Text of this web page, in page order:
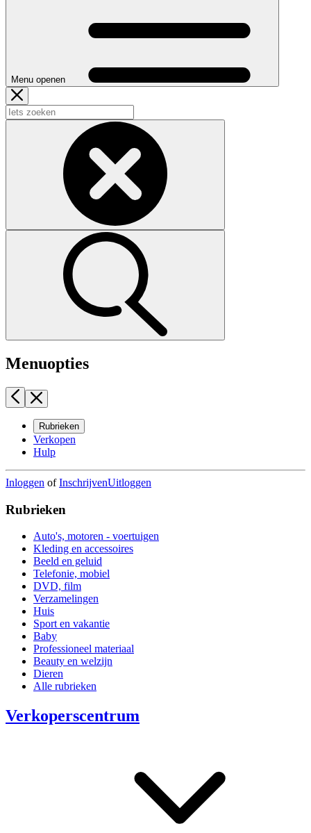
Menu openen
Menuopties
Rubrieken
Verkopen
Hulp
Inloggen ofInschrijvenUitloggen
Rubrieken
Auto's, motoren - voertuigen
Kleding en accessoires
Beeld en geluid
Telefonie, mobiel
DVD, film
Verzamelingen
Huis
Sport en vakantie
Baby
Professioneel materiaal
Beauty en welzijn
Dieren
Alle rubrieken
Verkoperscentrum